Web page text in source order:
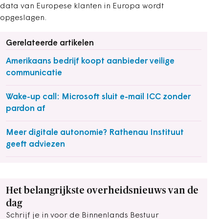
data van Europese klanten in Europa wordt
opgeslagen.
Gerelateerde artikelen
Amerikaans bedrijf koopt aanbieder veilige
communicatie
Wake-up call: Microsoft sluit e-mail ICC zonder
pardon af
Meer digitale autonomie? Rathenau Instituut
geeft adviezen
Het belangrijkste overheidsnieuws van de
dag
Schrijf je in voor de Binnenlands Bestuur